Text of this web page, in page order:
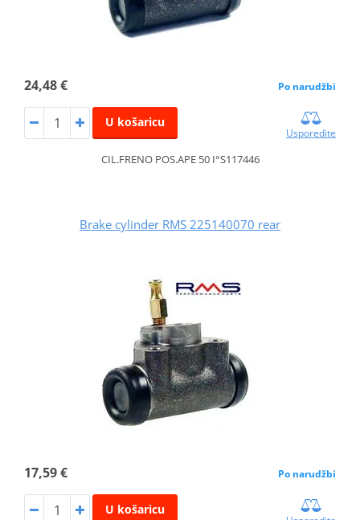
24,48 € Po narudžbi
U košaricu
Usporedite
CIL.FRENO POS.APE 50 I°S117446
Brake cylinder RMS 225140070 rear
17,59 € Po narudžbi
U košaricu